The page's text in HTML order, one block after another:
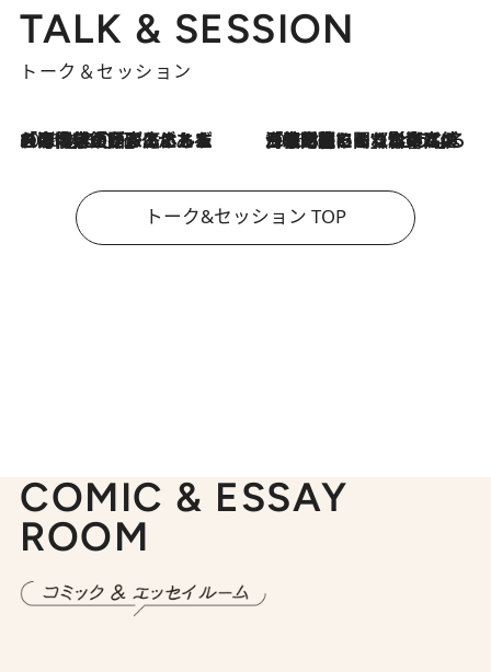
TALK & SESSION
トーク＆セッション
2026.8.3
「今後値上げがあるとすれば…」「リスクがあるのは今年の冬」エネルギー専門家が語る、ホルムズ海峡封鎖が家庭にもたらす“ある心配” 2026.8.3
「住宅建てられない…」「サーチャージ料の高値が続いている」ホルムズ海峡封鎖による影響はいつまで続く？《エネルギー専門家に聞く“どうなる日本の暮らし”》
トーク&セッション TOP
COMIC & ESSAY
ROOM